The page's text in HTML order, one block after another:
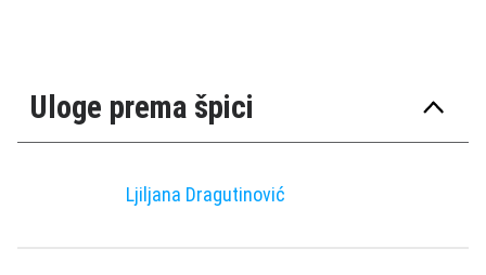
Uloge prema špici
Ljiljana Dragutinović